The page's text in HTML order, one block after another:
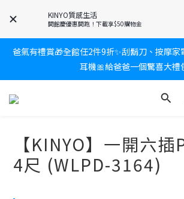
KINYO質感生活
開館慶優惠開跑！下載享$50購物金
新會員送$100購物金✨再享消費回
新會員送$100購物金✨再享消費回
爸氣有禮賞🎁全館任2件9折✨刮鬍刀、按摩
耳機🎀給爸爸一個驚喜大禮
炎熱夏日救星☀️秒凍扇登場💙半導體製冷 x
新會員送$100購物金✨再享消費回
【KINYO】一開六
4尺 (WLPD-3164)